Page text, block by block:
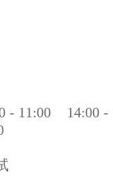
- 11:00 14:00 -